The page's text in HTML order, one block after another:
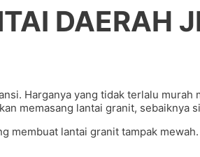
DAERAH
Harganya yang tidak terlalu
memasang lantai granit,
lantai granit tampak